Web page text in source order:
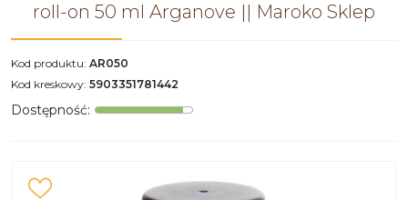
roll-on 50 ml Arganove || Maroko Sklep
Kod produktu: AR050
Kod kreskowy: 5903351781442
Dostępność: